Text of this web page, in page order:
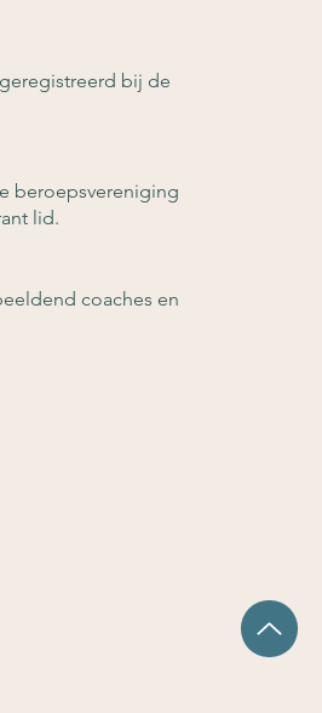
bij de
beroepsvereniging
lid.
coaches en